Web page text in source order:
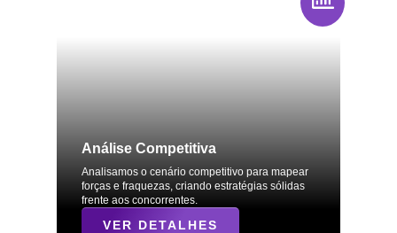
Análise Competitiva
Analisamos o cenário competitivo para mapear
forças e fraquezas, criando estratégias sólidas
frente aos concorrentes.
VER DETALHES